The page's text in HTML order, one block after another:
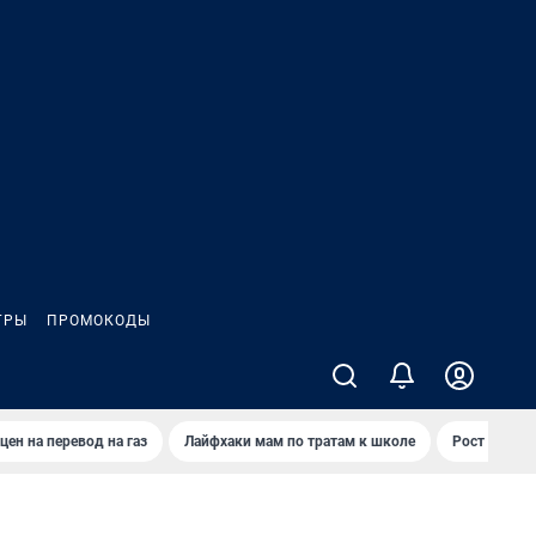
ПРОМОКОДЫ
на перевод на газ Лайфхаки мам по тратам к школе Рост цен на